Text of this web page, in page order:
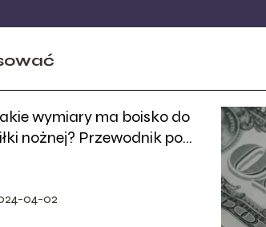
wymiary ma boisko do
nożnej? Przewodnik po
04-02